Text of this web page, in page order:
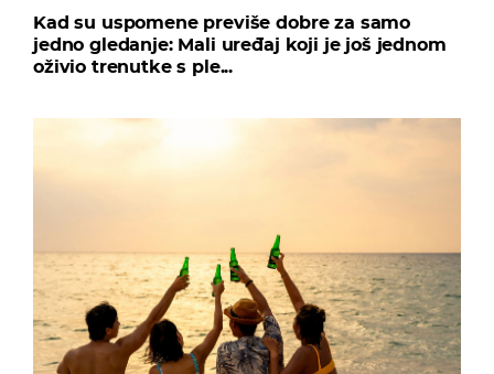
Kad su uspomene previše dobre za samo
jedno gledanje: Mali uređaj koji je još jednom
oživio trenutke s ple...